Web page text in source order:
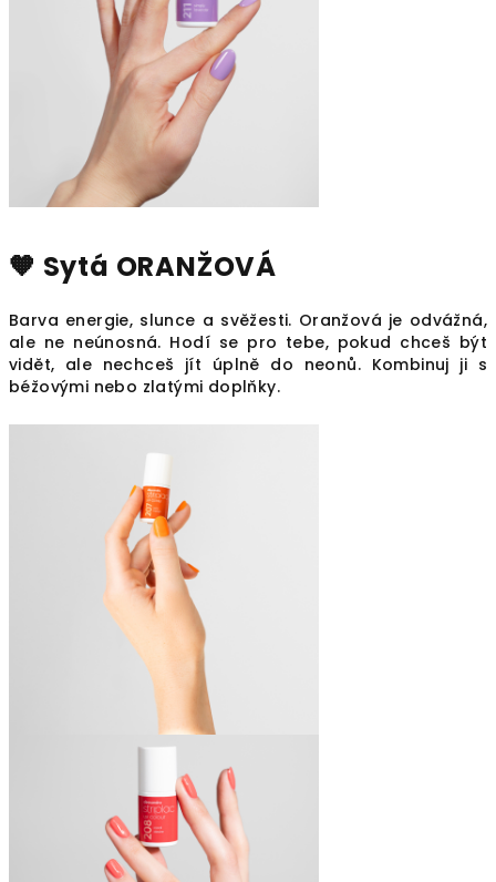
🧡 Sytá ORANŽOVÁ
Barva energie, slunce a svěžesti. Oranžová je odvážná,
ale ne neúnosná. Hodí se pro tebe, pokud chceš být
vidět, ale nechceš jít úplně do neonů. Kombinuj ji s
béžovými nebo zlatými doplňky.